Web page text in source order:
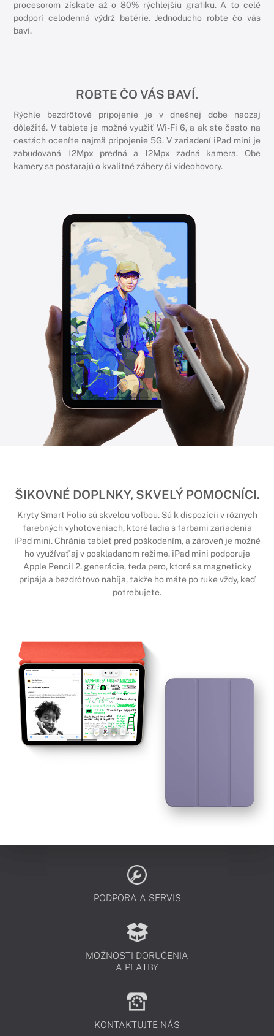
procesorom získate až o 80% rýchlejšiu grafiku. A to celé
podporí celodenná výdrž batérie. Jednoducho robte čo vás
baví.
ROBTE ČO VÁS BAVÍ.
Rýchle bezdrôtové pripojenie je v dnešnej dobe naozaj
dôležité. V tablete je možné využiť Wi-Fi 6, a ak ste často na
cestách oceníte najmä pripojenie 5G. V zariadení iPad mini je
zabudovaná 12Mpx predná a 12Mpx zadná kamera. Obe
kamery sa postarajú o kvalitné zábery či videohovory.
ŠIKOVNÉ DOPLNKY, SKVELÝ POMOCNÍCI.
Kryty Smart Folio sú skvelou voľbou. Sú k dispozícii v rôznych
farebných vyhotoveniach, ktoré ladia s farbami zariadenia
iPad mini. Chránia tablet pred poškodením, a zároveň je možné
ho využívať aj v poskladanom režime. iPad mini podporuje
Apple Pencil 2. generácie, teda pero, ktoré sa magneticky
pripája a bezdrôtovo nabíja, takže ho máte po ruke vždy, keď
potrebujete.
PODPORA A SERVIS
MOŽNOSTI DORUČENIA
A PLATBY
KONTAKTUJTE NÁS